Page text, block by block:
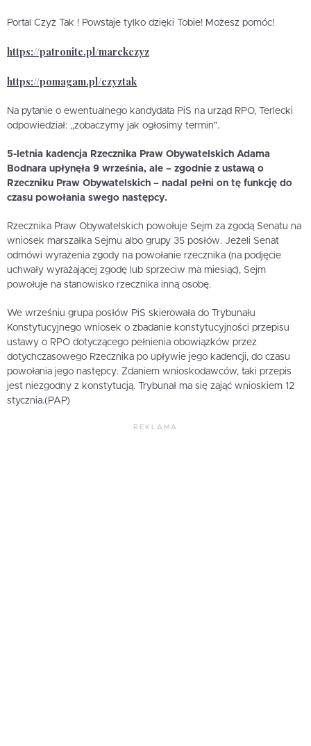
Portal Czyż Tak ! Powstaje tylko dzięki Tobie! Możesz pomóc!
https://patronite.pl/marekczyz
https://pomagam.pl/czyztak
Na pytanie o ewentualnego kandydata PiS na urząd RPO, Terlecki
odpowiedział: „zobaczymy jak ogłosimy termin”.
5-letnia kadencja Rzecznika Praw Obywatelskich Adama
Bodnara upłynęła 9 września, ale – zgodnie z ustawą o
Rzeczniku Praw Obywatelskich – nadal pełni on tę funkcję do
czasu powołania swego następcy.
Rzecznika Praw Obywatelskich powołuje Sejm za zgodą Senatu na
wniosek marszałka Sejmu albo grupy 35 posłów. Jeżeli Senat
odmówi wyrażenia zgody na powołanie rzecznika (na podjęcie
uchwały wyrażającej zgodę lub sprzeciw ma miesiąc), Sejm
powołuje na stanowisko rzecznika inną osobę.
We wrześniu grupa posłów PiS skierowała do Trybunału
Konstytucyjnego wniosek o zbadanie konstytucyjności przepisu
ustawy o RPO dotyczącego pełnienia obowiązków przez
dotychczasowego Rzecznika po upływie jego kadencji, do czasu
powołania jego następcy. Zdaniem wnioskodawców, taki przepis
jest niezgodny z konstytucją. Trybunał ma się zająć wnioskiem 12
stycznia.(PAP)
REKLAMA